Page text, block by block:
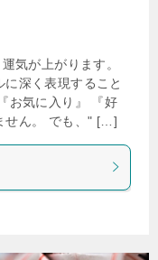
気が上がります。
深く表現すること
お気に入り』 『好
せん。 でも、" […]